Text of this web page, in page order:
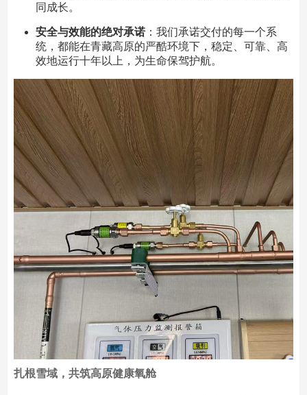
同成长。
安全与效能的绝对承诺：我们承诺交付的每一个系
统，都能在青藏高原的严酷环境下，稳定、可靠、高
效地运行十年以上，为生命保驾护航。
扎根雪域，共筑高原健康氧舱